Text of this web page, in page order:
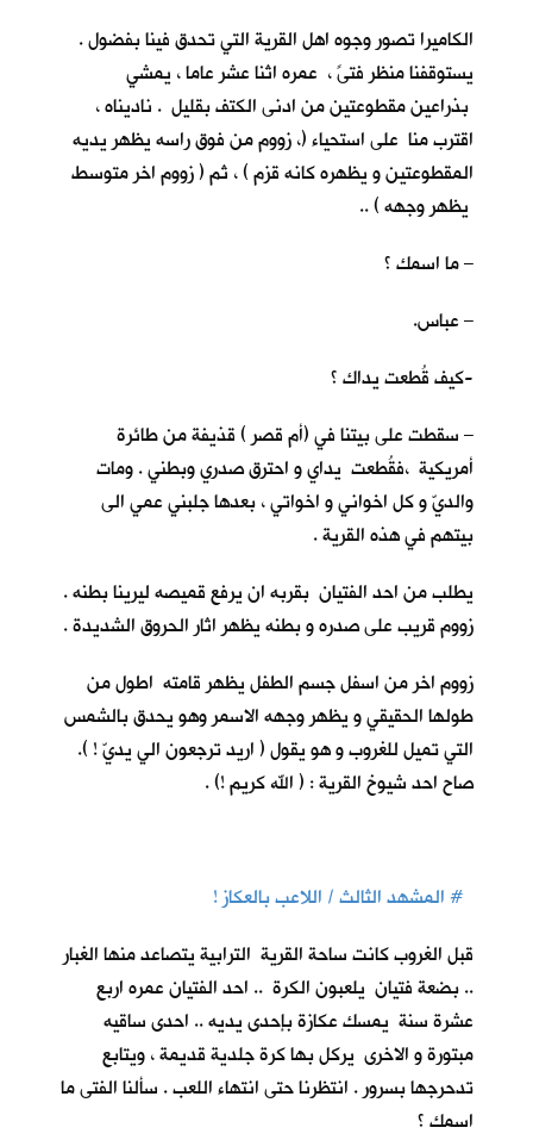
الكاميرا تصور وجوه اهل القرية التي تحدق فينا بفضول .
يستوقفنا منظر فتىً ، عمره اثنا عشر عاما ، يمشي
بذراعين مقطوعتين من ادنى الكتف بقليل . ناديناه ،
اقترب منا على استحياء (، زووم من فوق راسه يظهر يديه
المقطوعتين و يظهره كانه قزم ) ، ثم ( زووم اخر متوسط
يظهر وجهه ) ..
– ما اسمك ؟
– عباس.
-كيف قُطعت يداك ؟
– سقطت على بيتنا في (أم قصر ) قذيفة من طائرة
أمريكية ،فقُطعت يداي و احترق صدري وبطني . ومات
والديّ و كل اخواني و اخواتي ، بعدها جلبني عمي الى
بيتهم في هذه القرية .
يطلب من احد الفتيان بقربه ان يرفع قميصه ليرينا بطنه .
زووم قريب على صدره و بطنه يظهر اثار الحروق الشديدة .
زووم اخر من اسفل جسم الطفل يظهر قامته اطول من
طولها الحقيقي و يظهر وجهه الاسمر وهو يحدق بالشمس
التي تميل للغروب و هو يقول ( اريد ترجعون الي يديّ ! ).
صاح احد شيوخ القرية : ( الله كريم !) .
# المشهد الثالث / اللاعب بالعكاز !
قبل الغروب كانت ساحة القرية الترابية يتصاعد منها الغبار
.. بضعة فتيان يلعبون الكرة .. احد الفتيان عمره اربع
عشرة سنة يمسك عكازة بإحدى يديه .. احدى ساقيه
مبتورة و الاخرى يركل بها كرة جلدية قديمة ، ويتابع
تدحرجها بسرور . انتظرنا حتى انتهاء اللعب . سألنا الفتى ما
اسمك ؟